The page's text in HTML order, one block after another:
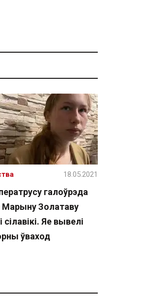
галоўрэда
Марыну Золатаву
сілавікі. Яе вывелі
ўваход
18.05.2021